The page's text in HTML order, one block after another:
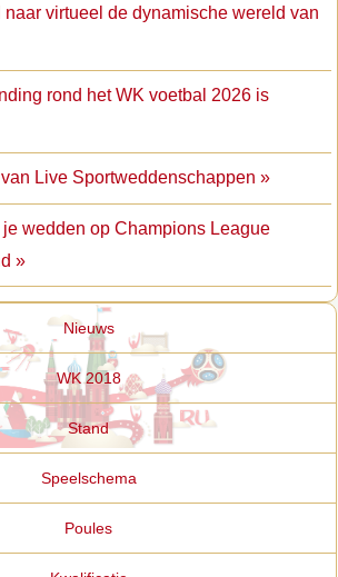
naar virtueel de dynamische wereld van
rond het WK voetbal 2026 is
Live Sportweddenschappen »
wedden op Champions League
»
Nieuws
WK 2018
Stand
Speelschema
Poules